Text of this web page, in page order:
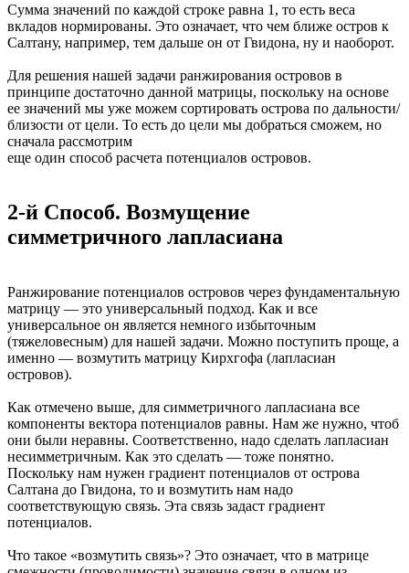
Сумма значений по каждой строке равна 1, то есть веса
вкладов нормированы. Это означает, что чем ближе остров к
Салтану, например, тем дальше он от Гвидона, ну и наоборот.
Для решения нашей задачи ранжирования островов в
принципе достаточно данной матрицы, поскольку на основе
ее значений мы уже можем сортировать острова по дальности/
близости от цели. То есть до цели мы добраться сможем, но
сначала рассмотрим
еще один способ расчета потенциалов островов.
2-й Способ. Возмущение
симметричного лапласиана
Ранжирование потенциалов островов через фундаментальную
матрицу — это универсальный подход. Как и все
универсальное он является немного избыточным
(тяжеловесным) для нашей задачи. Можно поступить проще, а
именно — возмутить матрицу Кирхгофа (лапласиан
островов).
Как отмечено выше, для симметричного лапласиана все
компоненты вектора потенциалов равны. Нам же нужно, чтоб
они были неравны. Соответственно, надо сделать лапласиан
несимметричным. Как это сделать — тоже понятно.
Поскольку нам нужен градиент потенциалов от острова
Салтана до Гвидона, то и возмутить нам надо
соответствующую связь. Эта связь задаст градиент
потенциалов.
Что такое «возмутить связь»? Это означает, что в матрице